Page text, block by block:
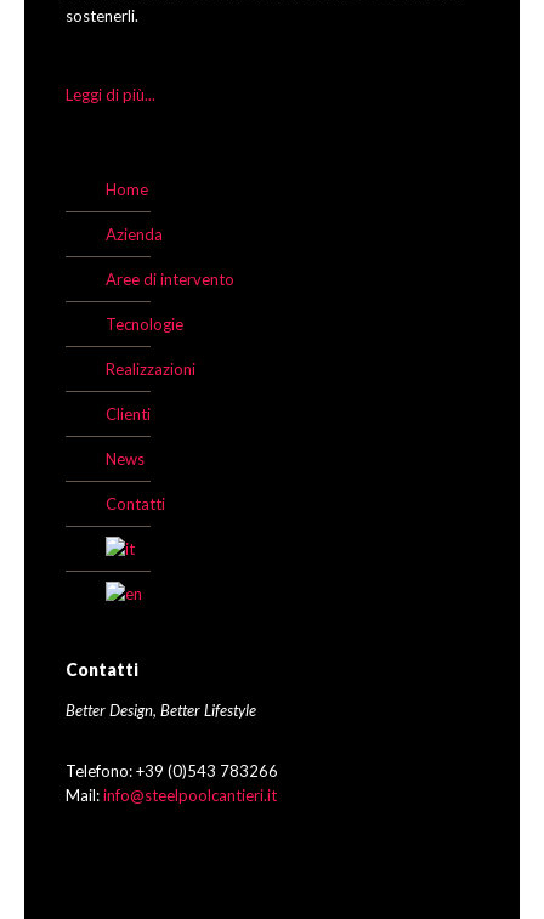
sostenerli.
Leggi di più...
Home
Azienda
Aree di intervento
Tecnologie
Realizzazioni
Clienti
News
Contatti
Contatti
Better Design, Better Lifestyle
Telefono: +39 (0)543 783266
Mail:info@steelpoolcantieri.it